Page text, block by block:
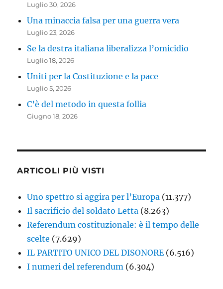
Luglio 30, 2026
Una minaccia falsa per una guerra vera
Luglio 23, 2026
Se la destra italiana liberalizza l’omicidio
Luglio 18, 2026
Uniti per la Costituzione e la pace
Luglio 5, 2026
C’è del metodo in questa follia
Giugno 18, 2026
ARTICOLI PIÙ VISTI
Uno spettro si aggira per l’Europa (11.377)
Il sacrificio del soldato Letta (8.263)
Referendum costituzionale: è il tempo delle
scelte (7.629)
IL PARTITO UNICO DEL DISONORE (6.516)
I numeri del referendum (6.304)